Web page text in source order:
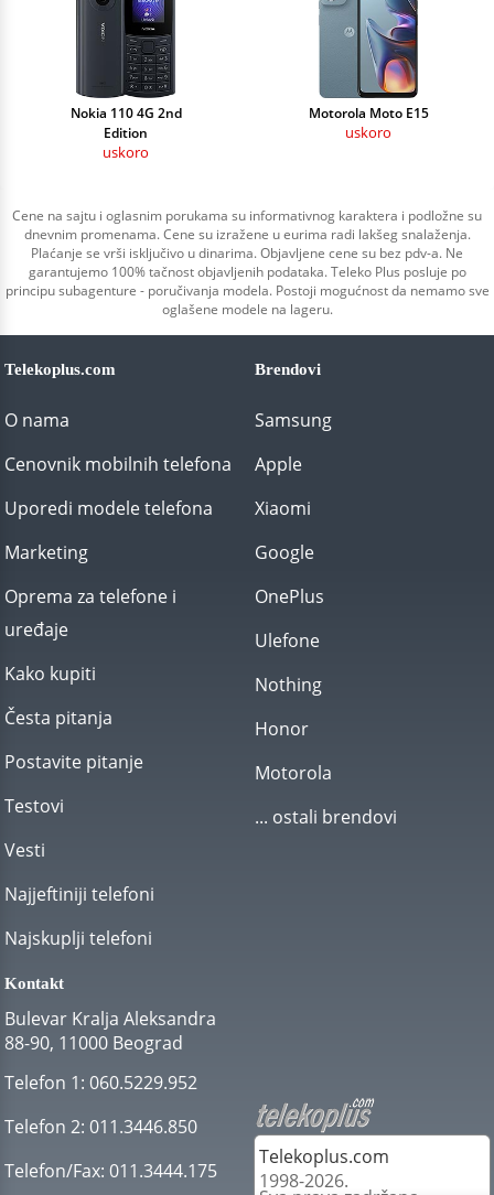
Nokia 110 4G 2nd
Edition
uskoro
Motorola Moto E15
uskoro
Cene na sajtu i oglasnim porukama su informativnog karaktera i podložne su
dnevnim promenama. Cene su izražene u eurima radi lakšeg snalaženja.
Plaćanje se vrši isključivo u dinarima. Objavljene cene su bez pdv-a. Ne
garantujemo 100% tačnost objavljenih podataka. Teleko Plus posluje po
principu subagenture - poručivanja modela. Postoji mogućnost da nemamo sve
oglašene modele na lageru.
Telekoplus.com
O nama
Cenovnik mobilnih telefona
Uporedi modele telefona
Marketing
Oprema za telefone i
uređaje
Kako kupiti
Česta pitanja
Postavite pitanje
Testovi
Vesti
Najjeftiniji telefoni
Najskuplji telefoni
Brendovi
Samsung
Apple
Xiaomi
Google
OnePlus
Ulefone
Nothing
Honor
Motorola
... ostali brendovi
Kontakt
Bulevar Kralja Aleksandra
88-90, 11000 Beograd
Telefon 1: 060.5229.952
Telefon 2: 011.3446.850
Telefon/Fax: 011.3444.175
Telekoplus.com
1998-2026.